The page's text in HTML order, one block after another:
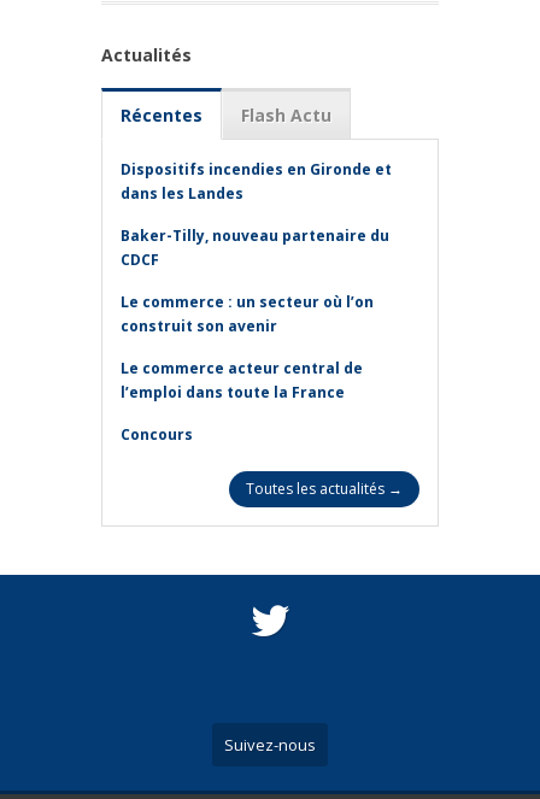
Actualités
Récentes Flash Actu
Dispositifs incendies en Gironde et
dans les Landes
Baker-Tilly, nouveau partenaire du
CDCF
Le commerce : un secteur où l’on
construit son avenir
Le commerce acteur central de
l’emploi dans toute la France
Concours
Toutes les actualités →
Suivez-nous